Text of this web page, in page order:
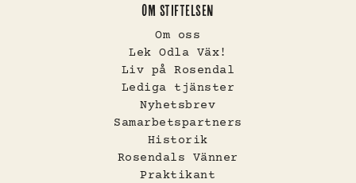
OM STIFTELSEN
Om oss
Lek Odla Väx!
Liv på Rosendal
Lediga tjänster
Nyhetsbrev
Samarbetspartners
Historik
Rosendals Vänner
Praktikant